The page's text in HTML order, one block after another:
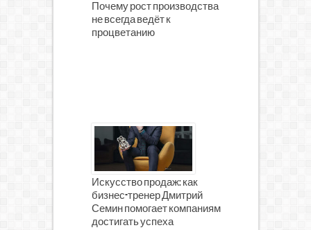
Почему рост производства
не всегда ведёт к
процветанию
Искусство продаж: как
бизнес-тренер Дмитрий
Семин помогает компаниям
достигать успеха